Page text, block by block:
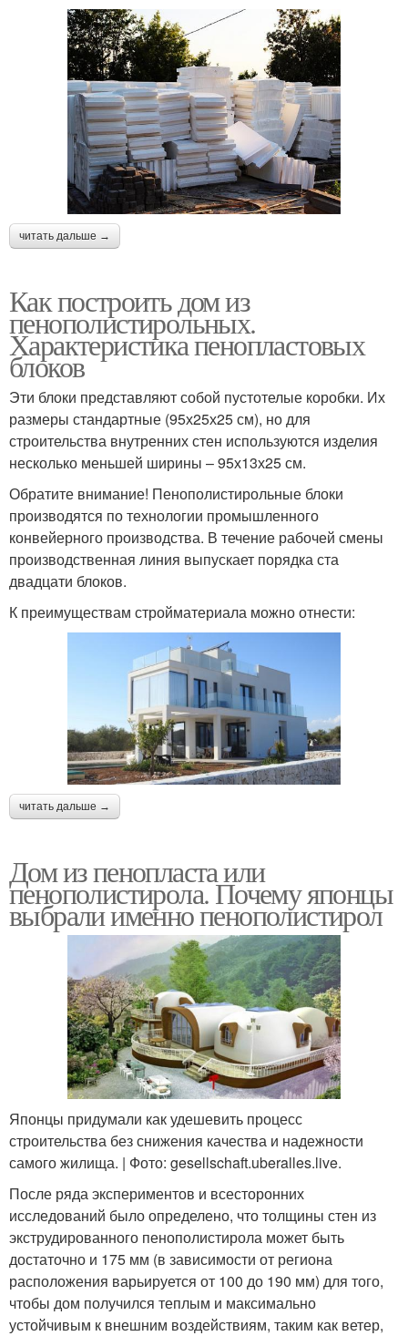
читать дальше →
Как построить дом из
пенополистирольных.
Характеристика пенопластовых
блоков
Эти блоки представляют собой пустотелые коробки. Их
размеры стандартные (95х25х25 см), но для
строительства внутренних стен используются изделия
несколько меньшей ширины – 95х13х25 см.
Обратите внимание! Пенополистирольные блоки
производятся по технологии промышленного
конвейерного производства. В течение рабочей смены
производственная линия выпускает порядка ста
двадцати блоков.
К преимуществам стройматериала можно отнести:
читать дальше →
Дом из пенопласта или
пенополистирола. Почему японцы
выбрали именно пенополистирол
Японцы придумали как удешевить процесс
строительства без снижения качества и надежности
самого жилища. | Фото: gesellschaft.uberalles.live.
После ряда экспериментов и всесторонних
исследований было определено, что толщины стен из
экструдированного пенополистирола может быть
достаточно и 175 мм (в зависимости от региона
расположения варьируется от 100 до 190 мм) для того,
чтобы дом получился теплым и максимально
устойчивым к внешним воздействиям, таким как ветер,